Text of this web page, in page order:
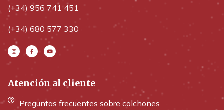
(+34) 956 741 451
(+34) 680 577 330
Atención al cliente
Preguntas frecuentes sobre colchones